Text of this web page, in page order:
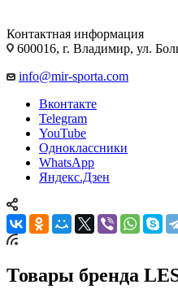
Контактная информация
600016, г. Владимир, ул.
info@mir-sporta.com
Вконтакте
Telegram
YouTube
Одноклассники
WhatsApp
Яндекс.Дзен
Товары бренда